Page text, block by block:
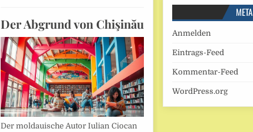
Der Abgrund von Chişinău
Der moldauische Autor Iulian Ciocan
META
Anmelden
Eintrags-Feed
Kommentar-Feed
WordPress.org